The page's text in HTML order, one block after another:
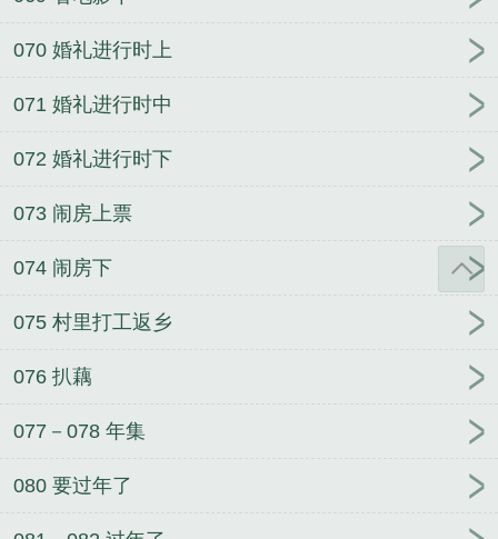
070 婚礼进行时上
071 婚礼进行时中
072 婚礼进行时下
073 闹房上票
074 闹房下
075 村里打工返乡
076 扒藕
077－078 年集
080 要过年了